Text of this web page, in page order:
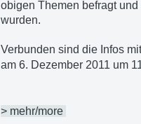
obigen Themen befragt
wurden.
Verbunden sind die Infos
am 6. Dezember 2011 um
> mehr/more